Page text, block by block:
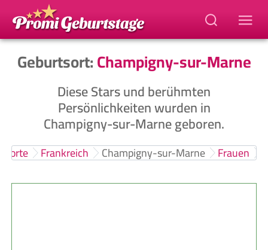
Geburtsort:Champigny-sur-Marne
Diese Stars und berühmten
Persönlichkeiten wurden in
Champigny-sur-Marne geboren.
Frankreich Champigny-sur-Marne Frauen